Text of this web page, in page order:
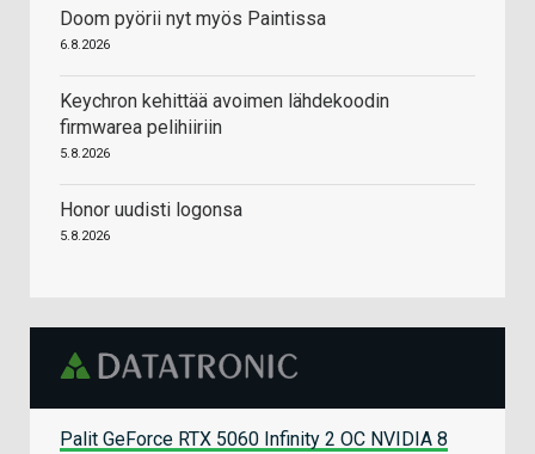
Doom pyörii nyt myös Paintissa
6.8.2026
Keychron kehittää avoimen lähdekoodin
firmwarea pelihiiriin
5.8.2026
Honor uudisti logonsa
5.8.2026
Palit GeForce RTX 5060 Infinity 2 OC NVIDIA 8